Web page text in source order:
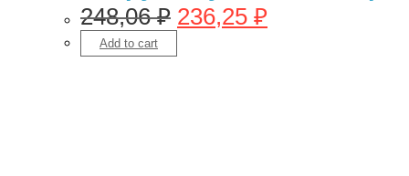
248,06₽ 236,25 ₽
Add to cart